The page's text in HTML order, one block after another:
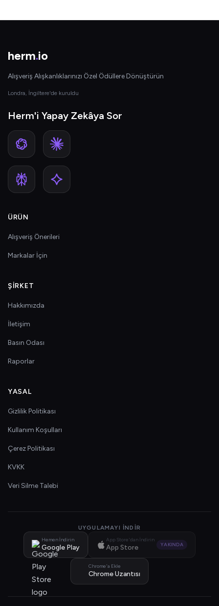
herm.io
Alışveriş Alışkanlıklarınızı Özel Ödüllere Dönüştürün
Londra, İngiltere'de kuruldu
Herm'i Yapay Zekâya Sor
ÜRÜN
Alışveriş Önerileri
Markalar İçin
ŞIRKET
Hakkımızda
İletişim
Basın Odası
Raporlar
YASAL
Gizlilik Politikası
Kullanım Koşulları
Çerez Politikası
KVKK
Veri Silme Talebi
UYGULAMAYI İNDIR
Hemen İndirin
Google Play
App Store'dan İndirin
App Store YAKINDA
Chrome'a Ekle
Chrome Uzantısı